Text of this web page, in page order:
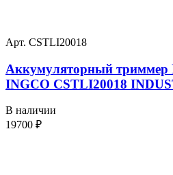
Арт. CSTLI20018
Аккумуляторный
INGCO CSTLI20018
В наличии
19700 ₽